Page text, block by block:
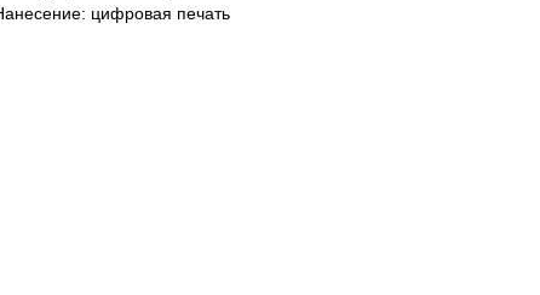
цифровая печать